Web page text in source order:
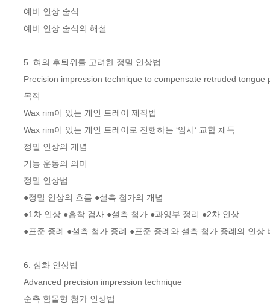
예비 인상 술식
예비 인상 술식의 해설
5. 혀의 후퇴위를 고려한 정밀 인상법
Precision impression technique to compensate retruded tongue
목적
Wax rim이 있는 개인 트레이 제작법
Wax rim이 있는 개인 트레이로 진행하는 ‘임시’ 교합 채득
정밀 인상의 개념
기능 운동의 의미
정밀 인상법
●정밀 인상의 흐름 ●설측 첨가의 개념
●1차 인상 ●흡착 검사 ●설측 첨가 ●과잉부 정리 ●2차 인상
●표준 증례 ●설측 첨가 증례 ●표준 증례와 설측 첨가 증례의 인상
6. 심화 인상법
Advanced precision impression technique
순측 함몰형 첨가 인상법